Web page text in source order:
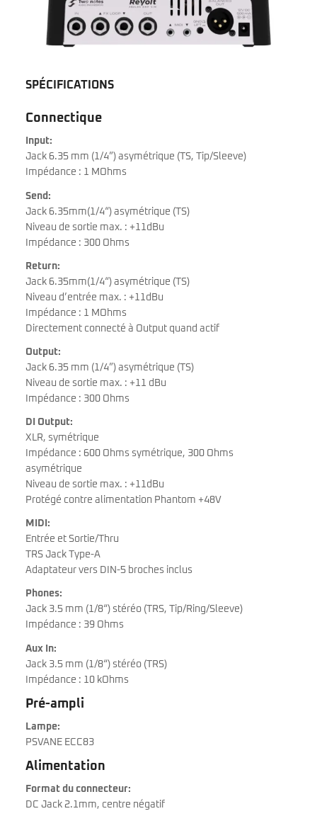
SPÉCIFICATIONS
Connectique
Input:
Jack 6.35 mm (1/4”) asymétrique (TS, Tip/Sleeve)
Impédance : 1 MOhms
Send:
Jack 6.35mm(1/4“) asymétrique (TS)
Niveau de sortie max. : +11dBu
Impédance : 300 Ohms
Return:
Jack 6.35mm(1/4“) asymétrique (TS)
Niveau d’entrée max. : +11dBu
Impédance : 1 MOhms
Directement connecté à Output quand actif
Output:
Jack 6.35 mm (1/4”) asymétrique (TS)
Niveau de sortie max. : +11 dBu
Impédance : 300 Ohms
DI Output:
XLR, symétrique
Impédance : 600 Ohms symétrique, 300 Ohms
asymétrique
Niveau de sortie max. : +11dBu
Protégé contre alimentation Phantom +48V
MIDI:
Entrée et Sortie/Thru
TRS Jack Type-A
Adaptateur vers DIN-5 broches inclus
Phones:
Jack 3.5 mm (1/8“) stéréo (TRS, Tip/Ring/Sleeve)
Impédance : 39 Ohms
Aux In:
Jack 3.5 mm (1/8“) stéréo (TRS)
Impédance : 10 kOhms
Pré-ampli
Lampe:
PSVANE ECC83
Alimentation
Format du connecteur:
DC Jack 2.1mm, centre négatif